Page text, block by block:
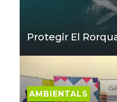
Protegir El
AMBIENTALS